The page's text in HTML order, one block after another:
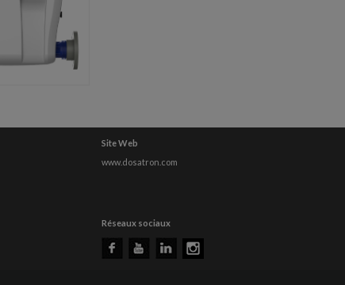
Site Web
www.dosatron.com
Réseaux sociaux